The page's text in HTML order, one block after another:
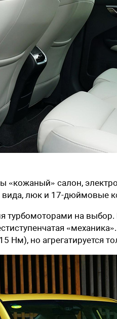
«кожаный» салон,
вида, люк и 17-дюймовые
турбомоторами на
Нм), но агрегатируется